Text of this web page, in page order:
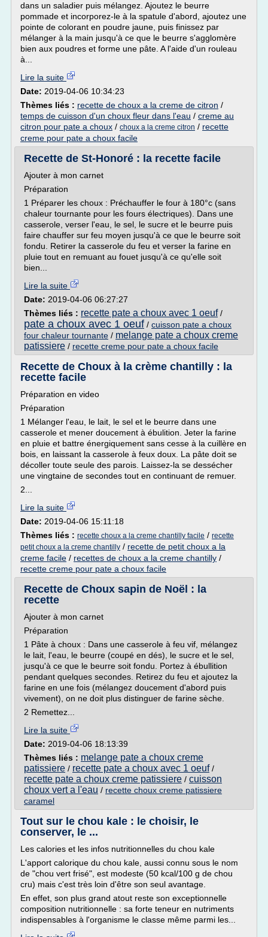
dans un saladier puis mélangez. Ajoutez le beurre
pommade et incorporez-le à la spatule d'abord, ajoutez une
pointe de colorant en poudre jaune, puis finissez par
mélanger à la main jusqu'à ce que le beurre s'agglomère
bien aux poudres et forme une pâte. A l'aide d'un rouleau
à...
Lire la suite
Date: 2019-04-06 10:34:23
Thèmes liés : recette de choux a la creme de citron /
temps de cuisson d'un choux fleur dans l'eau / creme au
citron pour pate a choux / choux a la creme citron / recette
creme pour pate a choux facile
Recette de St-Honoré : la recette facile
Ajouter à mon carnet
Préparation
1 Préparer les choux : Préchauffer le four à 180°c (sans
chaleur tournante pour les fours électriques). Dans une
casserole, verser l'eau, le sel, le sucre et le beurre puis
faire chauffer sur feu moyen jusqu'à ce que le beurre soit
fondu. Retirer la casserole du feu et verser la farine en
pluie tout en remuant au fouet jusqu'à ce qu'elle soit
bien...
Lire la suite
Date: 2019-04-06 06:27:27
Thèmes liés : recette pate a choux avec 1 oeuf/
pate a choux avec 1 oeuf / cuisson pate a choux
four chaleur tournante / melange pate a choux creme
patissiere / recette creme pour pate a choux facile
Recette de Choux à la crème chantilly : la
recette facile
Préparation en video
Préparation
1 Mélanger l'eau, le lait, le sel et le beurre dans une
casserole et mener doucement à ébulition. Jeter la farine
en pluie et battre énergiquement sans cesse à la cuillère en
bois, en laissant la casserole à feux doux. La pâte doit se
décoller toute seule des parois. Laissez-la se dessécher
une vingtaine de secondes tout en continuant de remuer.
2...
Lire la suite
Date: 2019-04-06 15:11:18
Thèmes liés : recette choux a la creme chantilly facile / recette
petit choux a la creme chantilly / recette de petit choux a la
creme facile / recettes de choux a la creme chantilly /
recette creme pour pate a choux facile
Recette de Choux sapin de Noël : la
recette
Ajouter à mon carnet
Préparation
1 Pâte à choux : Dans une casserole à feu vif, mélangez
le lait, l'eau, le beurre (coupé en dés), le sucre et le sel,
jusqu'à ce que le beurre soit fondu. Portez à ébullition
pendant quelques secondes. Retirez du feu et ajoutez la
farine en une fois (mélangez doucement d'abord puis
vivement), on ne doit plus distinguer de farine sèche.
2 Remettez...
Lire la suite
Date: 2019-04-06 18:13:39
Thèmes liés : melange pate a choux creme
patissiere / recette pate a choux avec 1 oeuf/
recette pate a choux creme patissiere / cuisson
choux vert a l'eau / recette choux creme patissiere
caramel
Tout sur le chou kale : le choisir, le
conserver, le ...
Les calories et les infos nutritionnelles du chou kale
L'apport calorique du chou kale, aussi connu sous le nom
de "chou vert frisé", est modeste (50 kcal/100 g de chou
cru) mais c'est très loin d'être son seul avantage.
En effet, son plus grand atout reste son exceptionnelle
composition nutritionnelle : sa forte teneur en nutriments
indispensables à l'organisme le classe même parmi les...